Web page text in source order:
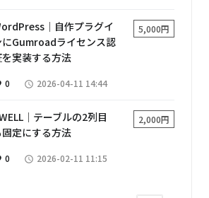
自作プラグイ
にGumroadライセンス認
実装する方法
5,000円
0 access_time 2026-04-11 14:44
テーブルの2列目
固定にする方法
2,000円
0 access_time 2026-02-11 11:15